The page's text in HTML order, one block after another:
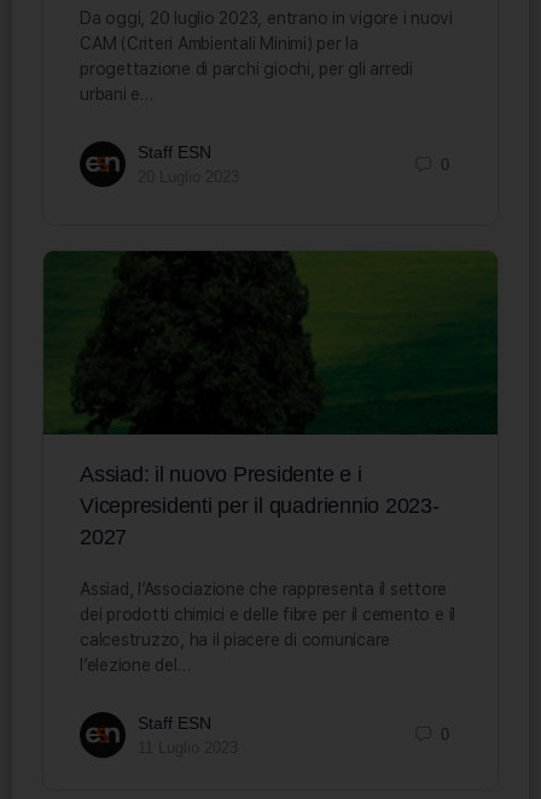
Da oggi, 20 luglio 2023, entrano in vigore i nuovi
CAM (Criteri Ambientali Minimi) per la
progettazione di parchi giochi, per gli arredi
urbani e…
Staff ESN
0
Assiad: il nuovo Presidente e i
Vicepresidenti per il quadriennio 2023-
2027
Assiad, l’Associazione che rappresenta il settore
dei prodotti chimici e delle fibre per il cemento e il
calcestruzzo, ha il piacere di comunicare
l’elezione del…
Staff ESN
0